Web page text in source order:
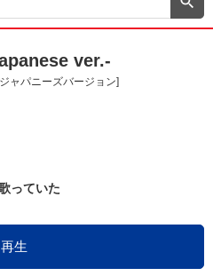
ランキングなど
報をチェック！
ver.-
ャパニーズバージョン]
っていた
再生